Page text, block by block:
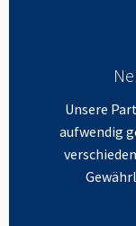
Unsere
aufwendig